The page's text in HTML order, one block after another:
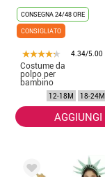
CONSEGNA 24/48 ORE
CONSIGLIATO
4.34/5.00
Costume da
polpo per
bambino
12-18M 18-24M
AGGIUNGI